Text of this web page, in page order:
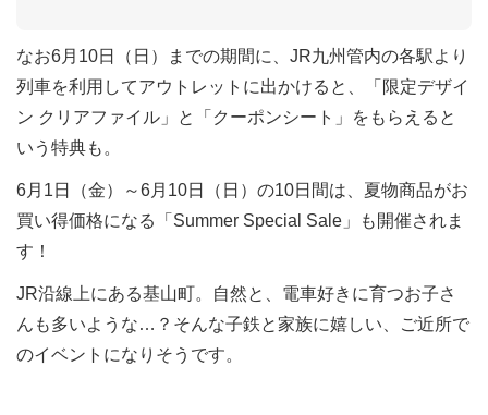
なお6月10日（日）までの期間に、JR九州管内の各駅より
列車を利用してアウトレットに出かけると、
「限定デザイ
ン クリアファイル」と「クーポンシート」
をもらえると
いう特典も。
6月1日（金）～6月10日（ 日 ）の10日間は、夏物商品がお
買い得価格になる「Summer Special Sale」も開催されま
す！
JR沿線上にある基山町。自然と、電車好きに育つお子さ
んも多いような…？そんな子鉄と家族に嬉しい、ご近所で
のイベントになりそうです。